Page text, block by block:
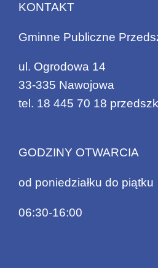
KONTAKT
Gminne Publiczne
ul. Ogrodowa 14
33-335 Nawojowa
tel. 18 445 70 18
GODZINY OTWARCIA
od poniedziałku do piątku
06:30-16:00